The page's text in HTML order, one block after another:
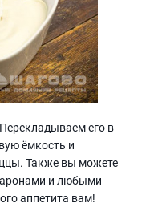
его в
ёмкость и
Также вы можете
и любыми
аппетита вам!